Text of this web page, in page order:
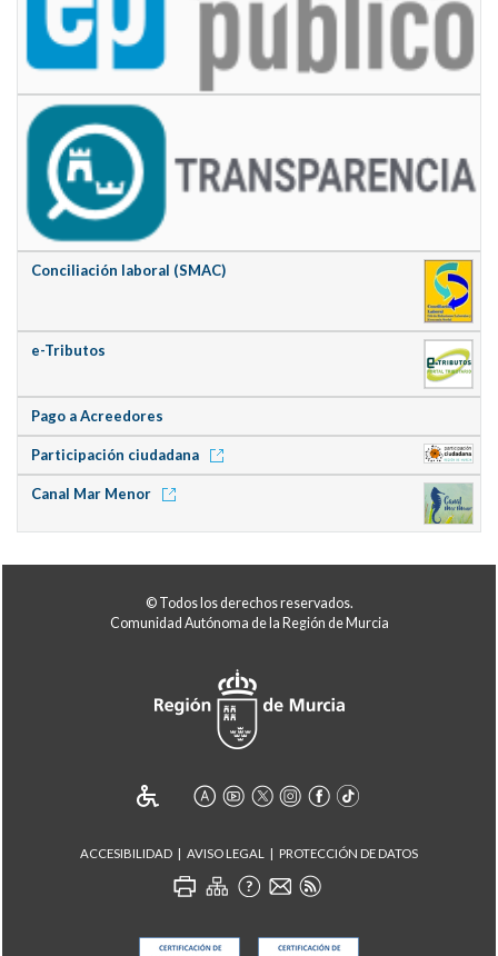
Conciliación laboral (SMAC)
e-Tributos
Pago a Acreedores
Participación ciudadana
Canal Mar Menor
© Todos los derechos reservados.
Comunidad Autónoma de la Región de Murcia
ACCESIBILIDAD AVISO LEGAL PROTECCIÓN DE DATOS